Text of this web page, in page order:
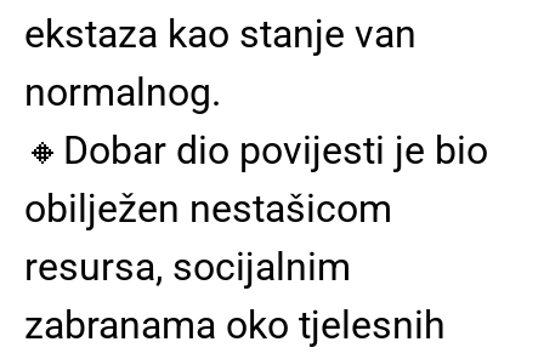
ekstaza kao stanje van
normalnog.
🔸️Dobar dio povijesti je bio
obilježen nestašicom
resursa, socijalnim
zabranama oko tjelesnih